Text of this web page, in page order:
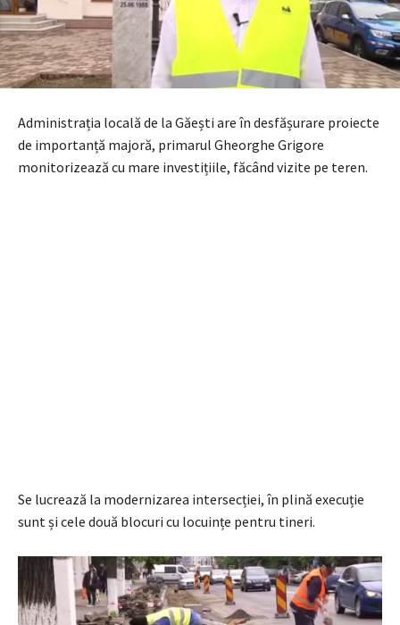
Administrația locală de la Găești are în desfășurare proiecte
de importanță majoră, primarul Gheorghe Grigore
monitorizează cu mare investițiile, făcând vizite pe teren.
Se lucrează la modernizarea intersecției, în plină execuție
sunt și cele două blocuri cu locuințe pentru tineri.